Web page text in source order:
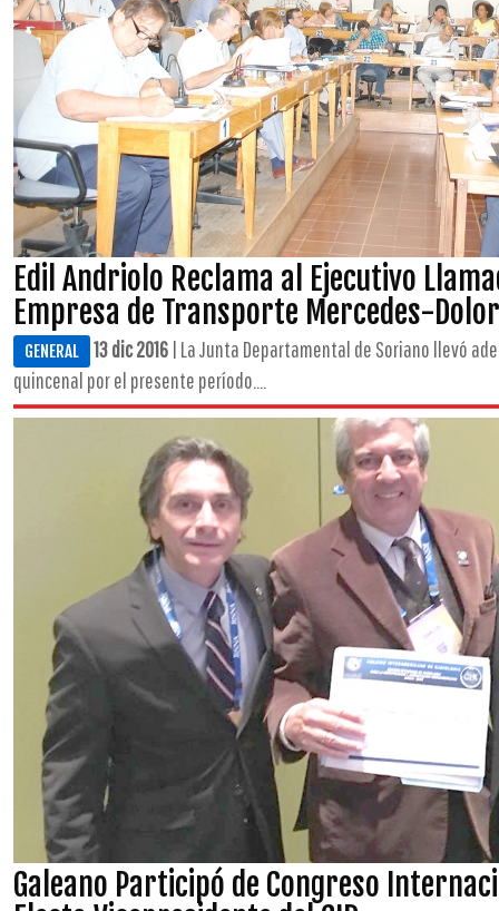
Edil Andriolo Reclama al Ejecutivo
Empresa de Transporte Mercedes-
GENERAL 13 dic 2016 | La Junta Departamental de Soriano llevó
quincenal por el presente período....
Galeano Participó de Congreso